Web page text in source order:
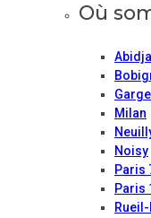
Où
Milan
Noisy
Paris
Paris